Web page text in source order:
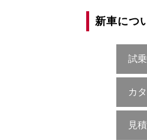
新車につ
試
カ
見